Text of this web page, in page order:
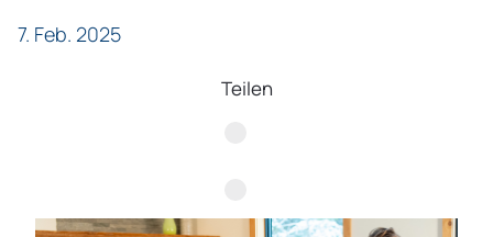
7. Feb. 2025
Teilen